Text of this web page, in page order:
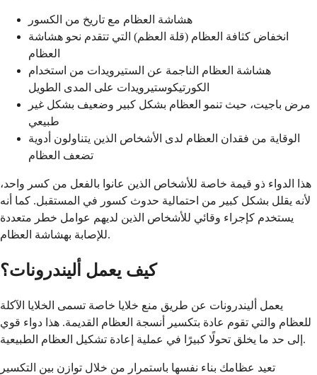
هشاشة العظام مع تاريخ من الكسور
انخفاض كثافة العظام (قلة العظم) التي تتقدم نحو هشاشة
العظام
هشاشة العظام الناجمة عن الستيرويدات من استخدام
الكورتيكوستيرويدات على المدى الطويل
مرض باجيت، حيث تنمو العظام بشكل كبير وضعيف بشكل غير
طبيعي
الوقاية من فقدان العظام لدى الأشخاص الذين يتناولون أدوية
تضعف العظام
هذا الدواء ذو قيمة خاصة للأشخاص الذين عانوا بالفعل من كسر واحد،
لأنه يقلل بشكل كبير من احتمالية حدوث كسور في المستقبل. كما أنه
يستخدم كإجراء وقائي للأشخاص الذين لديهم عوامل خطر متعددة
للإصابة بهشاشة العظام.
كيف يعمل أليندرونات؟
يعمل أليندرونات عن طريق منع خلايا خاصة تسمى الخلايا الآكلة
للعظام والتي تقوم عادة بتكسير أنسجة العظام القديمة. هذا دواء قوي
إلى حد ما يخلق تحولًا كبيرًا في عملية إعادة تشكيل العظام الطبيعية.
تعيد عظامك بناء نفسها باستمرار من خلال توازن بين التكسير